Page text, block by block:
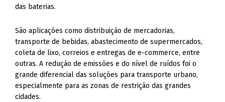
das baterias.
São aplicações como distribuição de mercadorias,
transporte de bebidas, abastecimento de supermercados,
coleta de lixo, correios e entregas de e-commerce, entre
outras. A redução de emissões e do nível de ruídos foi o
grande diferencial das soluções para transporte urbano,
especialmente para as zonas de restrição das grandes
cidades.